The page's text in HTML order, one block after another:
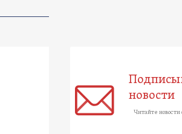
новости
Читайте